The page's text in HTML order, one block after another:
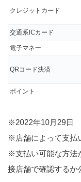
クレジットカード
交通系ICカード
電子マネー
QRコード決済
ポイント
※2022年10月29日
※店舗によって支払
※支払い可能な方法
接店舗で確認するか